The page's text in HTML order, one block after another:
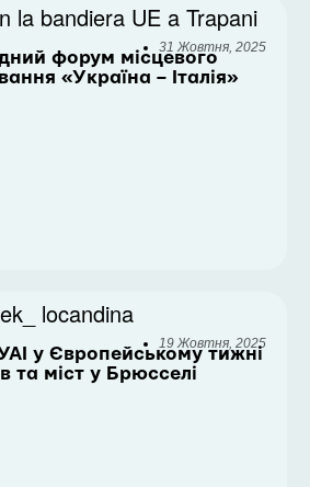
31 Жовтня, 2025
форум місцевого
«Україна – Італія»
19 Жовтня, 2025
у Європейському тижні
та міст у Брюсселі